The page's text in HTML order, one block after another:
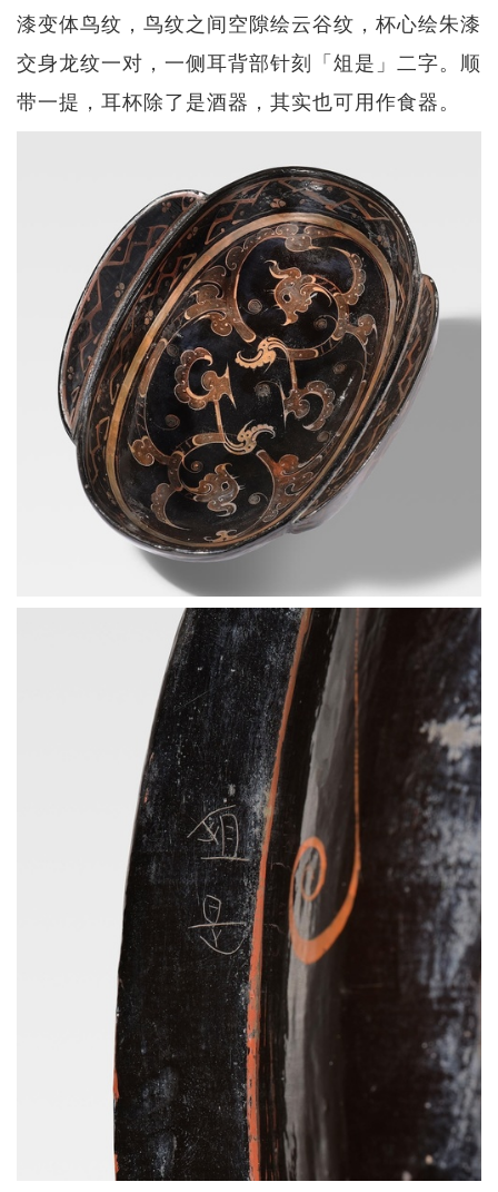
漆变体鸟纹，鸟纹之间空隙绘云谷纹，杯心绘朱漆
交身龙纹一对，一侧耳背部针刻「俎是」二字。顺
带一提，耳杯除了是酒器，其实也可用作食器。